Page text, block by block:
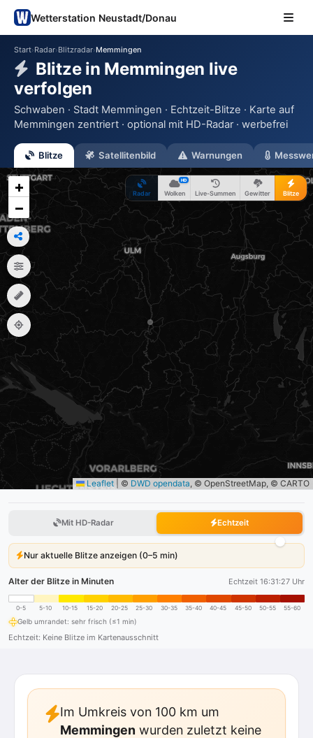
Wetterstation Neustadt/Donau
Start›Radar›Blitzradar›Memmingen
Blitze in Memmingen live
verfolgen
Schwaben · Stadt Memmingen · Echtzeit-Blitze · Karte auf
Memmingen zentriert · optional mit HD-Radar · werbefrei
Blitze Satellitenbild Warnungen
Radar Wolken
HD
Live-Summen Gewitter Blitze
+
−
Leaflet © DWD opendata, © OpenStreetMap, © CARTO
Mit HD-Radar Echtzeit
Nur aktuelle Blitze anzeigen (0–5 min)
Alter der Blitze in Minuten Echtzeit 16:31:28 Uhr
0-5 5-10 10-15 15-20 20-25 25-30 30-35 35-40 40-45 45-50 50-55 55-60
Gelb umrandet: sehr frisch (≤1 min)
Echtzeit: Keine Blitze im Kartenausschnitt
Im Umkreis von 100 km um
Memmingen wurden zuletzt keine